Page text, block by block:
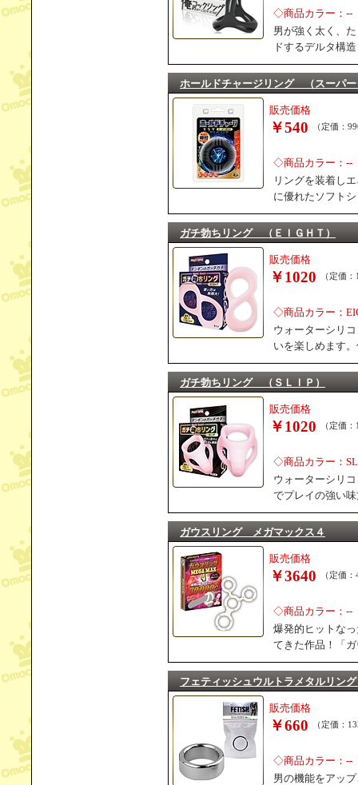
◇商品カラー：--
男が強く太く、
ドするデルタ構
ホールドチャージリング （スーパー
販売価格
￥540 （定価：
◇商品カラー：--
リングを装着し
に優れたソフト
ガチ勃ちリング （ＥＩＧＨＴ）
販売価格
￥1020 （定価
◇商品カラー：
ウォーターシリ
いを楽しめます
ガチ勃ちリング （ＳＬＩＰ）
販売価格
￥1020 （定価
◇商品カラー：
ウォーターシリ
でプレイの強い
ガウスリング メガマックス４
販売価格
￥3640 （定価
◇商品カラー：--
爆発的ヒットな
てきた作品！「
フェティッシュウルトラメタルリ
販売価格
￥660 （定価：
◇商品カラー：--
男の機能をアッ